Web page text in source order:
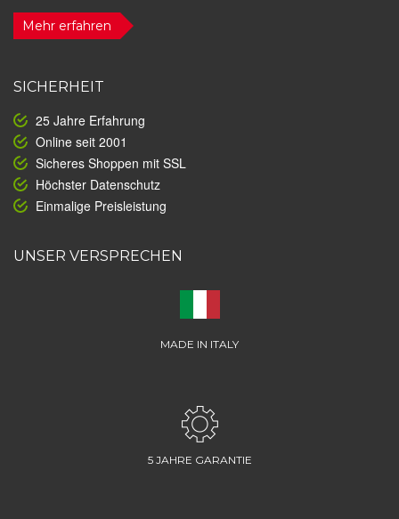
Mehr erfahren
SICHERHEIT
25 Jahre Erfahrung
Online seit 2001
Sicheres Shoppen mit SSL
Höchster Datenschutz
Einmalige Preisleistung
UNSER VERSPRECHEN
MADE IN ITALY
5 JAHRE GARANTIE